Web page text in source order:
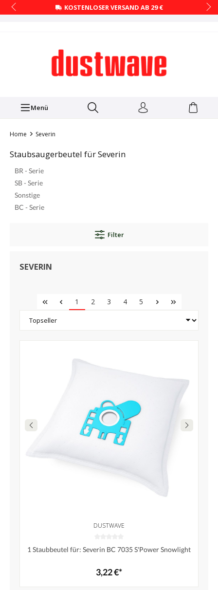
KOSTENLOSER VERSAND AB 29 €
Menü
Home Severin
Staubsaugerbeutel für Severin
BR - Serie
SB - Serie
Sonstige
BC - Serie
Filter
SEVERIN
1 2 3 4 5
DUSTWAVE
1 Staubbeutel für: Severin BC 7035 S'Power Snowlight
3,22 €*